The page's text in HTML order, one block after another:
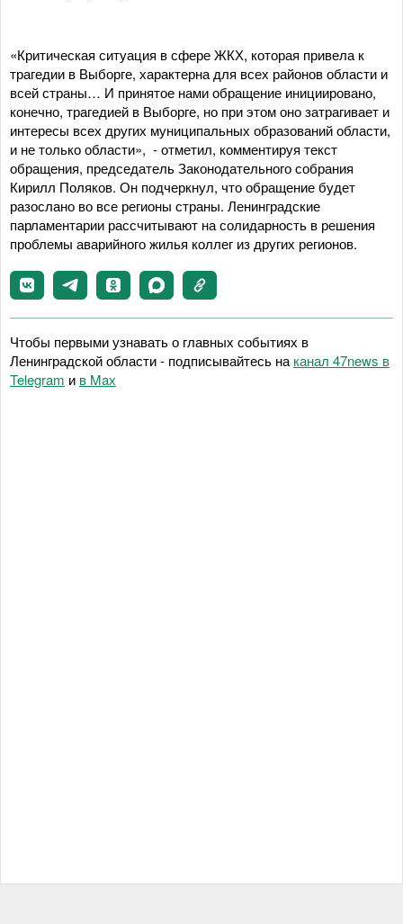
«Критическая ситуация в сфере ЖКХ, которая привела к
трагедии в Выборге, характерна для всех районов области и
всей страны… И принятое нами обращение инициировано,
конечно, трагедией в Выборге, но при этом оно затрагивает и
интересы всех других муниципальных образований области,
и не только области», - отметил, комментируя текст
обращения, председатель Законодательного собрания
Кирилл Поляков. Он подчеркнул, что обращение будет
разослано во все регионы страны. Ленинградские
парламентарии рассчитывают на солидарность в решения
проблемы аварийного жилья коллег из других регионов.
Чтобы первыми узнавать о главных событиях в
Ленинградской области - подписывайтесь на канал 47news в
Telegram и в Maх